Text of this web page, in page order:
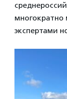
экспертами